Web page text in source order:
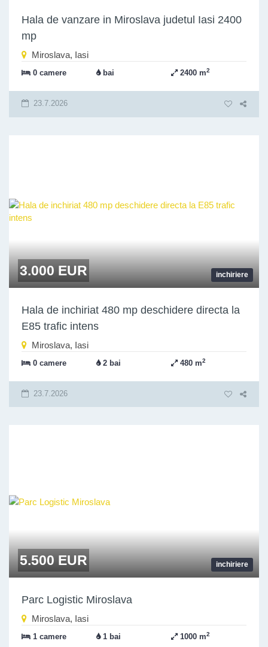
Hala de vanzare in Miroslava judetul Iasi 2400
mp
Miroslava, Iasi
0 camere bai 2400 m2
23.7.2026
inchiriere
3.000 EUR
Hala de inchiriat 480 mp deschidere directa la
E85 trafic intens
Miroslava, Iasi
0 camere 2 bai 480 m2
23.7.2026
inchiriere
5.500 EUR
Parc Logistic Miroslava
Miroslava, Iasi
1 camere 1 bai 1000 m2